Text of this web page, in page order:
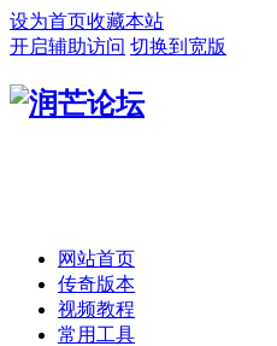
设为首页收藏本站
开启辅助访问 切换到宽版
网站首页
传奇版本
视频教程
常用工具